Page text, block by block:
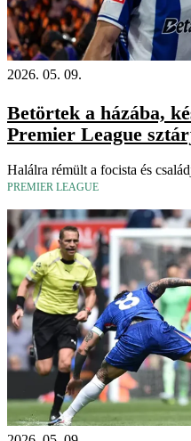
2026. 05. 09.
Betörtek a házába,
Premier League
Halálra rémült a focista és
PREMIER LEAGUE